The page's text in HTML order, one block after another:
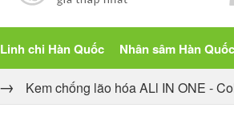
Linh chi Hàn Quốc Nhân sâm Hàn Quốc
Kem chống lão hóa ALl IN ONE -